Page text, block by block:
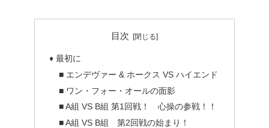
目次
♦ 最初に
■ エンデヴァー & ホークス VS ハイエンド
■ ワン・フォー・オールの面影
■ A組 VS B組 第1回戦！ 心操の参戦！！
■ A組 VS B組 第2回戦の始まり！